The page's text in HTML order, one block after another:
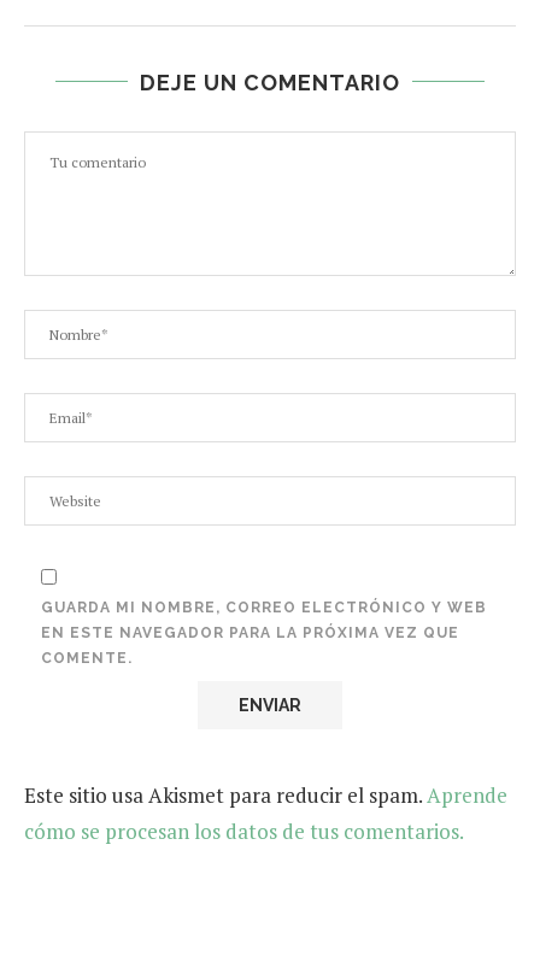
DEJE UN COMENTARIO
GUARDA MI NOMBRE, CORREO ELECTRÓNICO Y WEB
EN ESTE NAVEGADOR PARA LA PRÓXIMA VEZ QUE
COMENTE.
Este sitio usa Akismet para reducir el spam. Aprende
cómo se procesan los datos de tus comentarios.